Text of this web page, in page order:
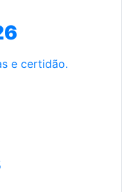
e certidão.